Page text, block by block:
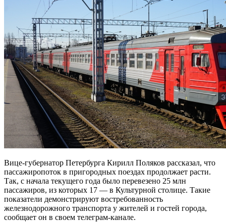
Вице-губернатор Петербурга Кирилл Поляков рассказал, что
пассажиропоток в пригородных поездах продолжает расти.
Так, с начала текущего года было перевезено 25 млн
пассажиров, из которых 17 — в Культурной столице. Такие
показатели демонстрируют востребованность
железнодорожного транспорта у жителей и гостей города,
сообщает он в своем телеграм-канале.